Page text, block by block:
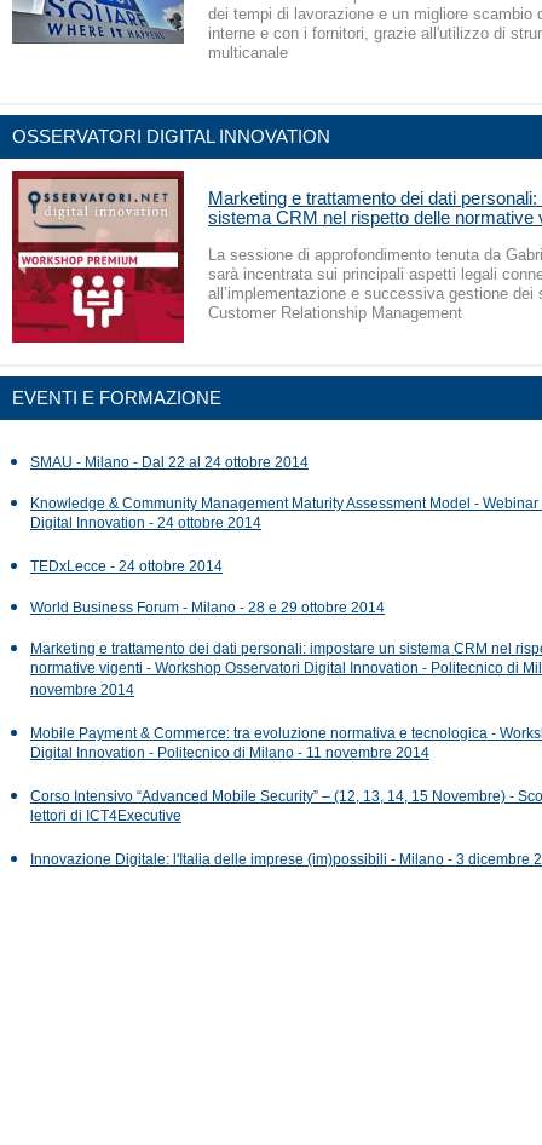
dei tempi di lavorazione e un migliore scambio
interne e con i fornitori, grazie all'utilizzo di
multicanale
OSSERVATORI DIGITAL INNOVATION
Marketing e trattamento dei dati
sistema CRM nel rispetto delle normative
La sessione di approfondimento tenuta da
sarà incentrata sui principali aspetti legali
all’implementazione e successiva gestione dei
Customer Relationship Management
EVENTI E FORMAZIONE
SMAU - Milano - Dal 22 al 24 ottobre 2014
Knowledge & Community Management Maturity Assessment Model -
Digital Innovation - 24 ottobre 2014
TEDxLecce - 24 ottobre 2014
World Business Forum - Milano - 28 e 29 ottobre 2014
Marketing e trattamento dei dati personali: impostare un sistema CRM nel
normative vigenti - Workshop Osservatori Digital Innovation - Politecnico di
novembre 2014
Mobile Payment & Commerce: tra evoluzione normativa e tecnologica -
Digital Innovation - Politecnico di Milano - 11 novembre 2014
Corso Intensivo “Advanced Mobile Security” – (12, 13, 14, 15 Novembre) -
lettori di ICT4Executive
Innovazione Digitale: l'Italia delle imprese (im)possibili - Milano - 3 dicembre